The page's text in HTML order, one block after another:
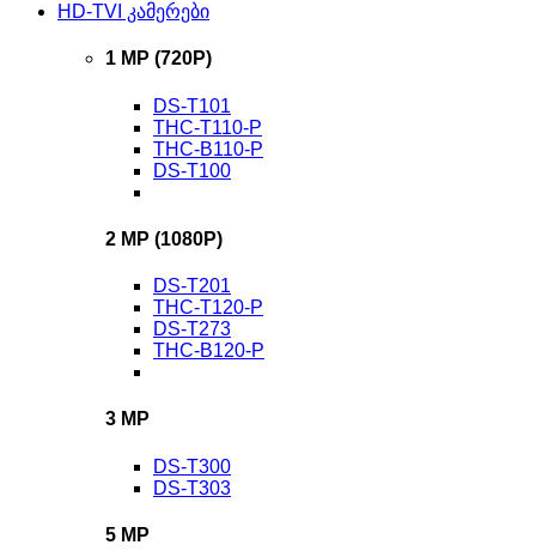
HD-TVI კამერები
1 MP (720P)
DS-T101
THC-T110-P
THC-B110-P
DS-T100
2 MP (1080P)
DS-T201
THC-T120-P
DS-T273
THC-B120-P
3 MP
DS-T300
DS-T303
5 MP